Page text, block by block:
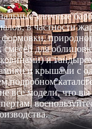
уличные
в частности
для
и
и крышами с
подробном
все модели, что вы